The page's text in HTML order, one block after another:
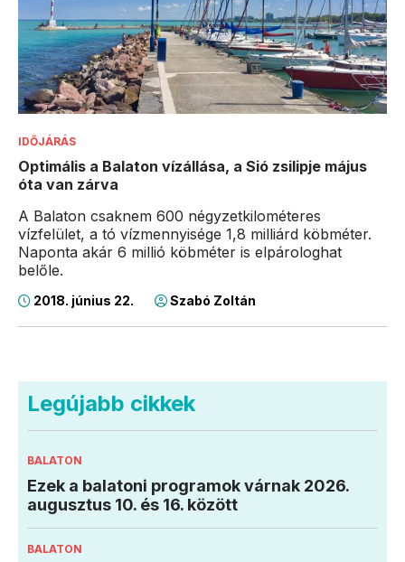
IDŐJÁRÁS
Optimális a Balaton vízállása, a Sió zsilipje május
óta van zárva
A Balaton csaknem 600 négyzetkilométeres
vízfelület, a tó vízmennyisége 1,8 milliárd köbméter.
Naponta akár 6 millió köbméter is elpárologhat
belőle.
2018. június 22. Szabó Zoltán
Legújabb cikkek
BALATON
Ezek a balatoni programok várnak 2026.
augusztus 10. és 16. között
BALATON